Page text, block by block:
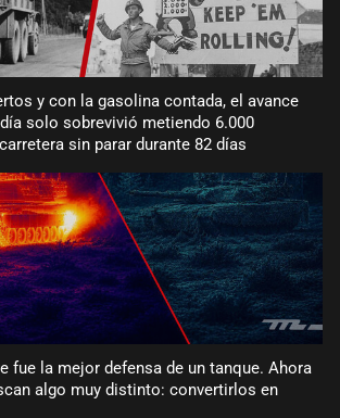
y con la gasolina contada, el avance
solo sobrevivió metiendo 6.000
sin parar durante 82 días
fue la mejor defensa de un tanque. Ahora
algo muy distinto: convertirlos en